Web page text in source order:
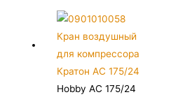
Hobby AC 175/24